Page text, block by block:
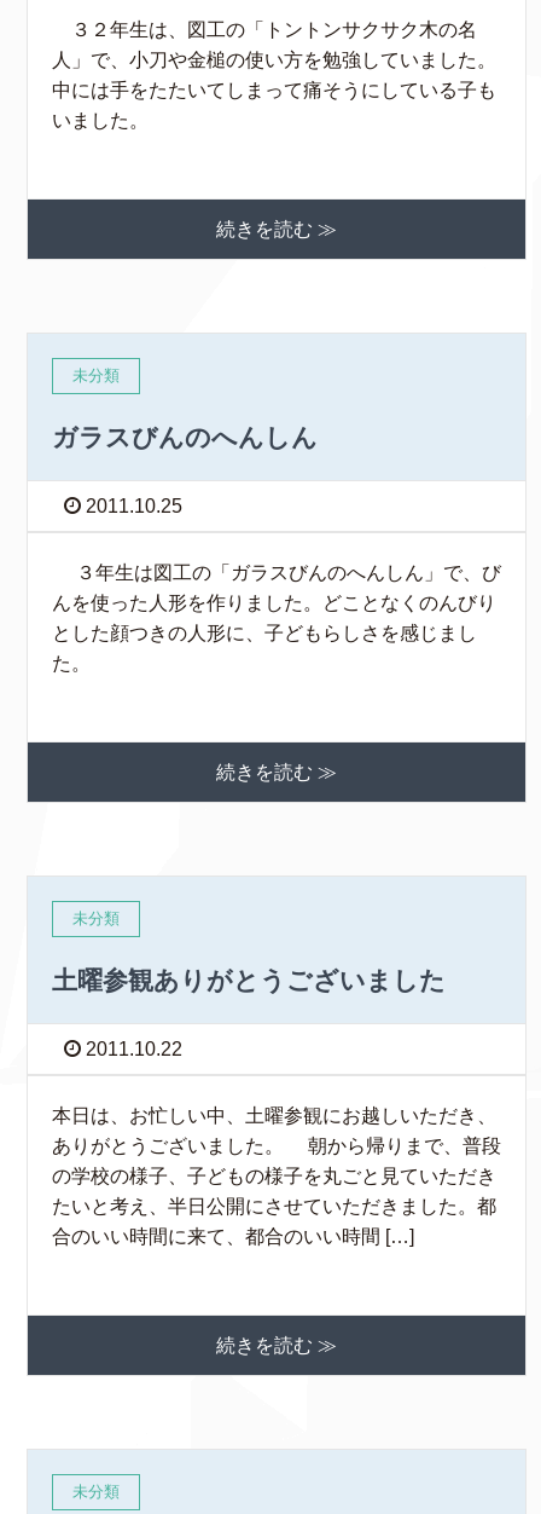
３２年生は、図工の「トントンサクサク木の名
人」で、小刀や金槌の使い方を勉強していました。
中には手をたたいてしまって痛そうにしている子も
いました。
続きを読む ≫
未分類
ガラスびんのへんしん
2011.10.25
３年生は図工の「ガラスびんのへんしん」で、び
んを使った人形を作りました。どことなくのんびり
とした顔つきの人形に、子どもらしさを感じまし
た。
続きを読む ≫
未分類
土曜参観ありがとうございました
2011.10.22
本日は、お忙しい中、土曜参観にお越しいただき、
ありがとうございました。 朝から帰りまで、普段
の学校の様子、子どもの様子を丸ごと見ていただき
たいと考え、半日公開にさせていただきました。都
合のいい時間に来て、都合のいい時間 […]
続きを読む ≫
未分類